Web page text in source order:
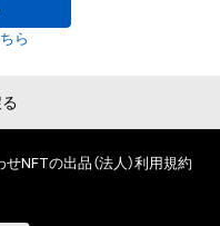
ら
せNFTの出品（法人）利用規約